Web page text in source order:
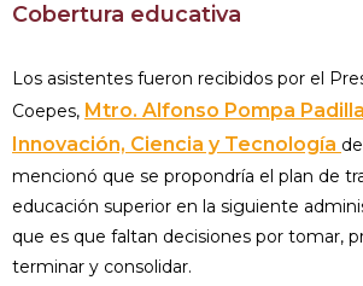
Cobertura educativa
Los asistentes fueron recibidos por el
Coepes, Mtro. Alfonso Pompa Padilla
Innovación, Ciencia y Tecnología
mencionó que se propondría el plan de
educación superior en la siguiente
que es que faltan decisiones por tomar,
terminar y consolidar.